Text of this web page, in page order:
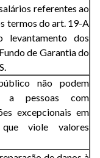
referentes ao
termos do art. 19-A
levantamento dos
de Garantia do
não podem
a pessoas com
excepcionais em
viole valores